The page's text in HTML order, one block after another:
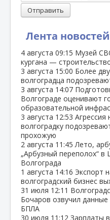
Лента новостей
4 августа 09:15 Музей
кургана —
3 августа 15:00 Более
волгоградца
3 августа 14:07
Волгограде оценивают
образовательной
3 августа 12:53 Агрессия
волгоградку
прохожую
2 августа 11:45 Лето,
„Арбузный переполох“ в
Волгограда
1 августа 14:16 Экспорт
волгоградский бизнес
31 июля 12:11
Бочаров озвучил данные
БПЛА
30 июля 11:12 Зарплаты
Отправить